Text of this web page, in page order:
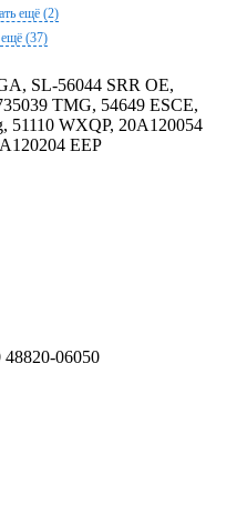
ещё (2)
ещё (37)
SL-56044 SRR OE,
TMG, 54649 ESCE,
51110 WXQP, 20A120054
EEP
48820-06050